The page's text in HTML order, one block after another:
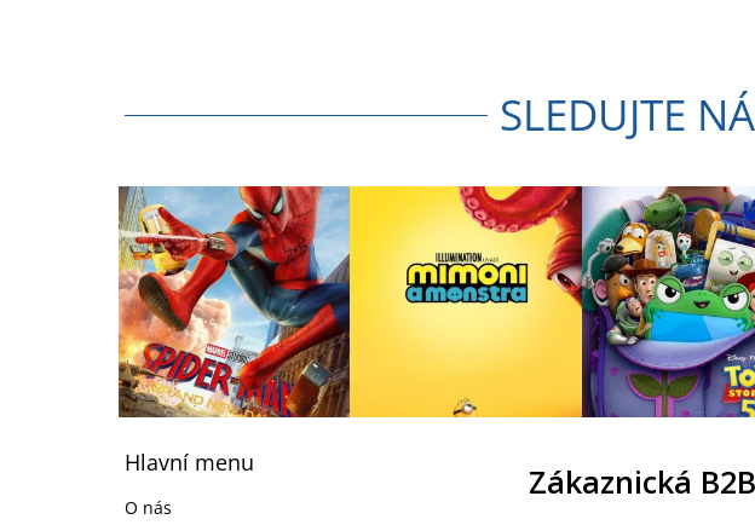
SLEDUJTE
Hlavní menu
O nás
Zákaznická